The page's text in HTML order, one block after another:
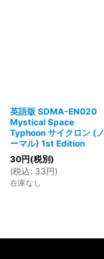
英語版 SDMA-EN020
Mystical Space
Typhoon サイクロン (ノ
ーマル) 1st Edition
30円(税別)
(税込 : 33円)
在庫なし